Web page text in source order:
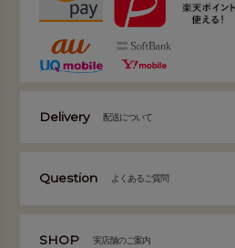
Delivery 配送について
Question よくあるご質問
SHOP 実店舗のご案内